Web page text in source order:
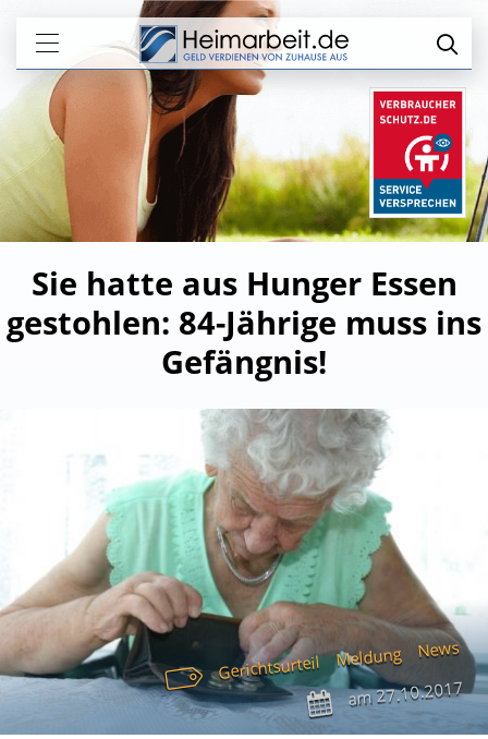
Sie hatte aus Hunger Essen
gestohlen: 84-Jährige muss ins
Gefängnis!
Gerichtsurteil Meldung News
am27.10.2017